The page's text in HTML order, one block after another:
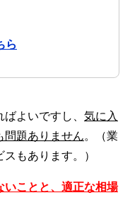
ら
よいですし、 気に入
問題ありません。（業
もあります。）
いことと、適正な相場